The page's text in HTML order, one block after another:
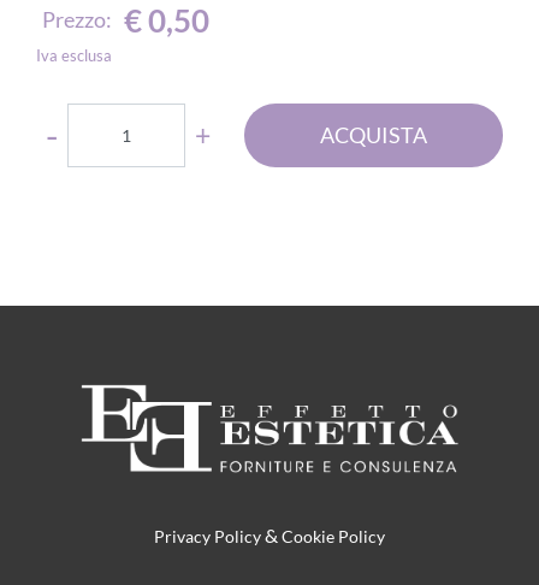
Prezzo: € 0,50
Iva esclusa
Quantità
ACQUISTA
Privacy Policy& Cookie Policy